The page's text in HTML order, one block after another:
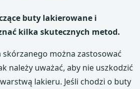
buty lakierowane i
kilka skutecznych metod.
można zastosować
należy uważać, aby nie uszkodzić
lakieru. Jeśli chodzi o buty